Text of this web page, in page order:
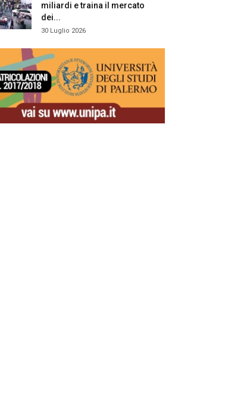
miliardi e traina il mercato
dei...
30 Luglio 2026